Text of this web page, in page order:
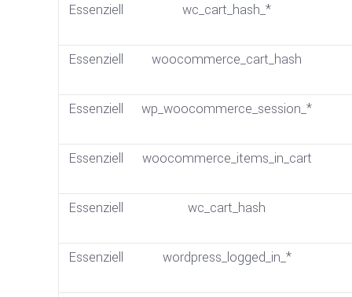
Essenziell wc_cart_hash_*
Essenziell woocommerce_cart_hash
Essenziell wp_woocommerce_session_*
Essenziell woocommerce_items_in_cart
Essenziell wc_cart_hash
Essenziell wordpress_logged_in_*